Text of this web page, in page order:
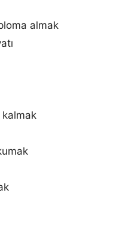
almak